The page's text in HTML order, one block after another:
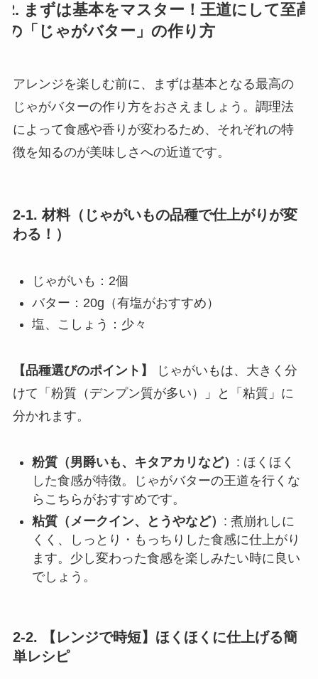
2. まずは基本をマスター！王道にして至高
の「じゃがバター」の作り方
アレンジを楽しむ前に、まずは基本となる最高の
じゃがバターの作り方をおさえましょう。調理法
によって食感や香りが変わるため、それぞれの特
徴を知るのが美味しさへの近道です。
2-1. 材料（じゃがいもの品種で仕上がりが変
わる！）
じゃがいも：2個
バター：20g（有塩がおすすめ）
塩、こしょう：少々
【品種選びのポイント】
じゃがいもは、大きく分
けて「粉質（デンプン質が多い）」と「粘質」に
分かれます。
粉質（男爵いも、キタアカリなど） : ほくほく
した食感が特徴。じゃがバターの王道を行くな
らこちらがおすすめです。
粘質（メークイン、とうやなど） : 煮崩れしに
くく、しっとり・もっちりした食感に仕上がり
ます。少し変わった食感を楽しみたい時に良い
でしょう。
2-2. 【レンジで時短】ほくほくに仕上げる簡
単レシピ